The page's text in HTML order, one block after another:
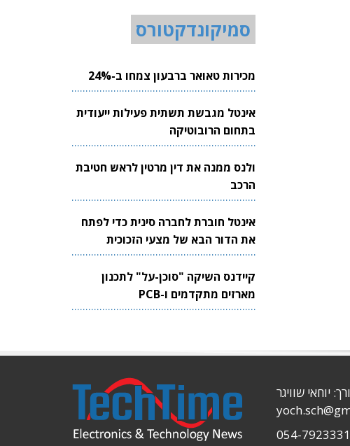
סמיקונדקטורס
מכירות טאואר ברבעון צמחו ב-24%
אינטל מגבשת תשתית פעילות ייעודית
בתחום הרובוטיקה
ולנס ממנה את דין מרטין לראש חטיבת
הרכב
אינטל חוברת לחברה סינית כדי לפתח
את הדור הבא של מצעי הזכוכית
לשבבים
קיידנס השיקה "סוכן-על" לתכנון
מארזים מתקדמים ו-PCB
יוחאי שוויגר
054-7923331